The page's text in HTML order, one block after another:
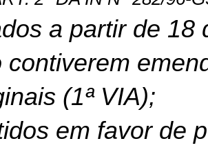
a partir de 18
contiverem
(1ª VIA);
em favor de